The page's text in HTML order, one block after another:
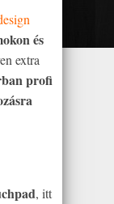
és
extra
profi
, itt